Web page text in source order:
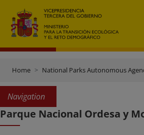
Home National Parks Autonomous
Navigation
Parque Nacional Ordesa y